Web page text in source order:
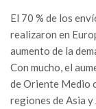
El 70 % de los
realizaron en
aumento de la
Con mucho, el
de Oriente Medio
regiones de Asia